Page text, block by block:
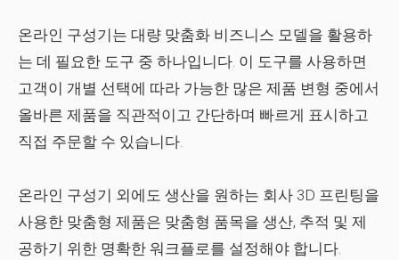
온라인 구성기는 대량 맞춤화 비즈니스 모델을 활용하
는 데 필요한 도구 중 하나입니다. 이 도구를 사용하면
고객이 개별 선택에 따라 가능한 많은 제품 변형 중에서
올바른 제품을 직관적이고 간단하며 빠르게 표시하고
직접 주문할 수 있습니다.
온라인 구성기 외에도 생산을 원하는 회사 3D 프린팅을
사용한 맞춤형 제품은 맞춤형 품목을 생산, 추적 및 제
공하기 위한 명확한 워크플로를 설정해야 합니다.